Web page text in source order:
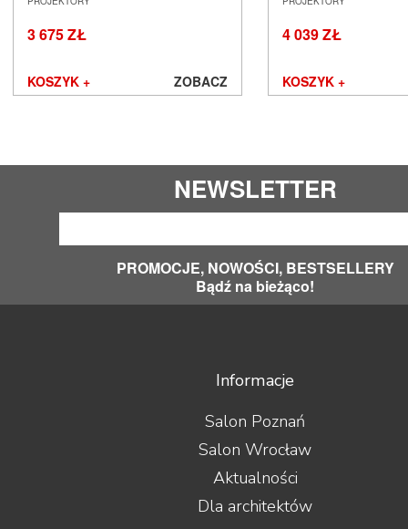
SALON POZNAŃ WROCŁAW
3 675 ZŁ
KOSZYK + ZOBACZ
SALON POZNAŃ
4 039 ZŁ
KOSZYK +
NEWSLETTER
PROMOCJE, NOWOŚCI, BESTSELLERY
Bądź na bieżąco!
Informacje
Salon Poznań
Salon Wrocław
Aktualności
Dla architektów